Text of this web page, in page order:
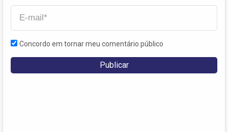
Concordo em tornar meu comentário público